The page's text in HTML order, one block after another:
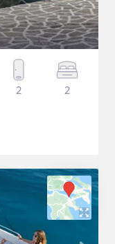
2 2